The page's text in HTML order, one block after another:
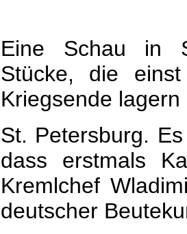
Eine Schau in
Stücke, die
Kriegsende
St. Petersburg.
dass erstmals
Kremlchef
deutscher